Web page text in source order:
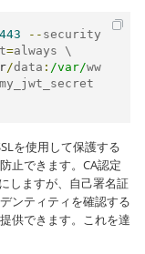
443 -- security
=
/data : /var/ww
my_jwt_secret
を使用して保護する
止できます。CA認定
しますが、自己署名証
ンティティを確認する
供できます。これを達